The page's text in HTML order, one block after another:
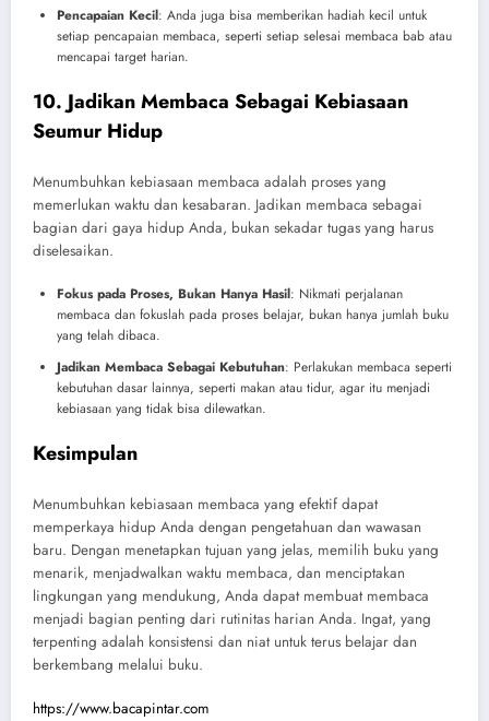
Pencapaian Kecil: Anda juga bisa memberikan hadiah kecil untuk
setiap pencapaian membaca, seperti setiap selesai membaca bab atau
mencapai target harian.
10. Jadikan Membaca Sebagai Kebiasaan
Seumur Hidup
Menumbuhkan kebiasaan membaca adalah proses yang
memerlukan waktu dan kesabaran. Jadikan membaca sebagai
bagian dari gaya hidup Anda, bukan sekadar tugas yang harus
diselesaikan.
Fokus pada Proses, Bukan Hanya Hasil: Nikmati perjalanan
membaca dan fokuslah pada proses belajar, bukan hanya jumlah buku
yang telah dibaca.
Jadikan Membaca Sebagai Kebutuhan: Perlakukan membaca seperti
kebutuhan dasar lainnya, seperti makan atau tidur, agar itu menjadi
kebiasaan yang tidak bisa dilewatkan.
Kesimpulan
Menumbuhkan kebiasaan membaca yang efektif dapat
memperkaya hidup Anda dengan pengetahuan dan wawasan
baru. Dengan menetapkan tujuan yang jelas, memilih buku yang
menarik, menjadwalkan waktu membaca, dan menciptakan
lingkungan yang mendukung, Anda dapat membuat membaca
menjadi bagian penting dari rutinitas harian Anda. Ingat, yang
terpenting adalah konsistensi dan niat untuk terus belajar dan
berkembang melalui buku.
https://www.bacapintar.com